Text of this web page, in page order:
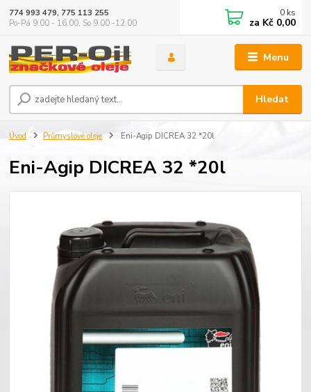
Menu
Hledat
774 993 479, 775 113 255
Po-Pá 9.00 - 16.00, So 9.00 -12.00
0 ks
za Kč 0,00
Úvod Průmyslové oleje Eni-Agip DICREA 32 *20l
Eni-Agip DICREA 32 *20l